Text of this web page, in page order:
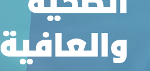
والعافية